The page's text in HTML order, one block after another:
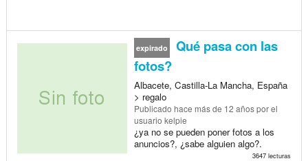
expirado
Qué pasa con las
fotos?
Albacete, Castilla-La Mancha, España
> regalo
Publicado hace más de 12 añospor el
usuario kelpie
¿ya no se pueden poner fotos a los
anuncios?, ¿sabe alguien algo?.
3647 lecturas